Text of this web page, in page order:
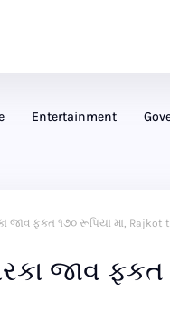
Entertainment
જાવ ફકત ૧૭૦ રૂપિયા મા, Rajkot
જાવ